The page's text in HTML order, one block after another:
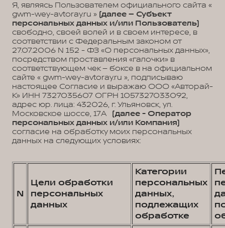
Я, являясь Пользователем официального сайта «
gwm-wey-avtoray.ru » (далее – Субъект
персональных данных и/или Пользователь)
свободно, своей волей и в своем интересе, в
соответствии с Федеральным законом от
27.07.2006 N 152 - ФЗ «О персональных данных»,
посредством проставления «галочки» в
соответствующем чек – боксе в на официальном
сайте « gwm-wey-avtoray.ru », подписываю
настоящее Согласие и выражаю ООО «Авторай-
К» ИНН 7327035607 ОГРН 1057327033092,
адрес юр. лица: 432026, г. Ульяновск, ул.
Московское шоссе, 17А (далее - Оператор
персональных данных и/или Компания)
согласие на обработку моих персональных
данных на следующих условиях:
N
Цели обработки
персональных
данных
Категории
персональных
данных,
подлежащих
обработке